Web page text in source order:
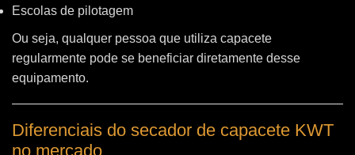
Escolas de pilotagem
Ou seja, qualquer pessoa que utiliza capacete
regularmente pode se beneficiar diretamente desse
equipamento.
Diferenciais do secador de capacete KWT
no mercado